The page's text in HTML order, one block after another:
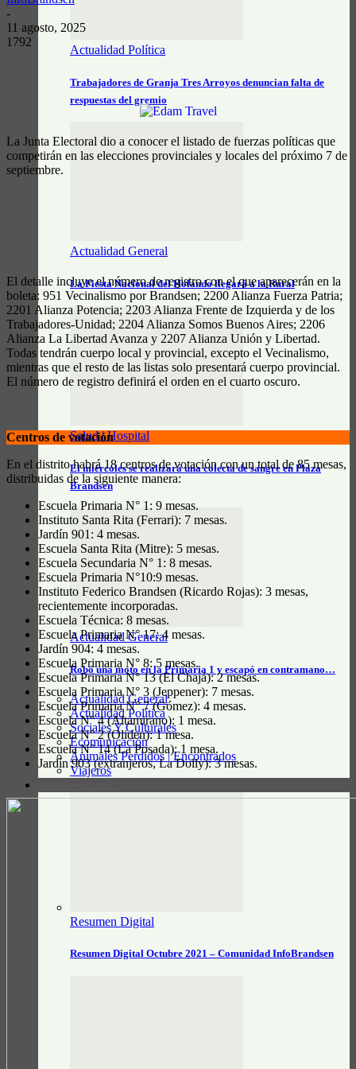
Actualidad Política
Trabajadores de Granja Tres Arroyos denuncian falta de
respuestas del gremio
Actualidad General
La Fiesta Nacional del Holando llegará a la Rural
Salud | Hospital
El miércoles se realizará una colecta de sangre en Plaza
Brandsen
Actualidad General
Robó una moto en la Primaria 1 y escapó en contramano…
Actualidad General
Actualidad Política
Sociales Y Culturales
Ecomunicación
Animales Perdidos | Encontrados
Viajeros
Resumen Digital
Resumen Digital Octubre 2021 – Comunidad InfoBrandsen
-
11 agosto, 2025
1792
La Junta Electoral dio a conocer el listado de fuerzas políticas que
competirán en las elecciones provinciales y locales del próximo 7 de
septiembre.
El detalle incluye el número de registro con el que aparecerán en la
boleta: 951 Vecinalismo por Brandsen; 2200 Alianza Fuerza Patria;
2201 Alianza Potencia; 2203 Alianza Frente de Izquierda y de los
Trabajadores-Unidad; 2204 Alianza Somos Buenos Aires; 2206
Alianza La Libertad Avanza y 2207 Alianza Unión y Libertad.
Todas tendrán cuerpo local y provincial, excepto el Vecinalismo,
mientras que el resto de las listas solo presentará cuerpo provincial.
El número de registro definirá el orden en el cuarto oscuro.
Centros de votación
En el distrito habrá 18 centros de votación con un total de 85 mesas,
distribuidas de la siguiente manera:
Escuela Primaria N° 1: 9 mesas.
Instituto Santa Rita (Ferrari): 7 mesas.
Jardín 901: 4 mesas.
Escuela Santa Rita (Mitre): 5 mesas.
Escuela Secundaria N° 1: 8 mesas.
Escuela Primaria N°10:9 mesas.
Instituto Federico Brandsen (Ricardo Rojas): 3 mesas,
recientemente incorporadas.
Escuela Técnica: 8 mesas.
Escuela Primaria N° 17: 4 mesas.
Jardín 904: 4 mesas.
Escuela Primaria N° 8: 5 mesas.
Escuela Primaria N° 13 (El Chajá): 2 mesas.
Escuela Primaria N° 3 (Jeppener): 7 mesas.
Escuela Primaria N° 7 (Gómez): 4 mesas.
Escuela N° 4 (Altamirano): 1 mesa.
Escuela N° 2 (Oliden): 1 mesa.
Escuela N° 14 (La Posada): 1 mesa.
Jardín 903 (extranjeros, La Dolly): 3 mesas.